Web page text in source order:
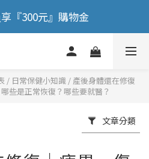
送膠原蛋白正貨！！
『300元』購物金
送膠原蛋白正貨！！
/ 日常保健小知識 / 產後身體還在修復
些是正常恢復？哪些要就醫？
文章分類